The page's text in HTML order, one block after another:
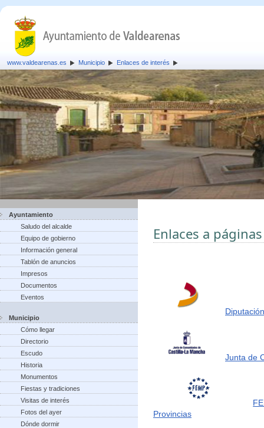
www.valdearenas.es Municipio Enlaces de interés
Ayuntamiento
Saludo del alcalde
Equipo de gobierno
Información general
Tablón de anuncios
Impresos
Documentos
Eventos
Municipio
Cómo llegar
Directorio
Escudo
Historia
Monumentos
Fiestas y tradiciones
Visitas de interés
Fotos del ayer
Dónde dormir
Enlaces a
Junta de
Provincias